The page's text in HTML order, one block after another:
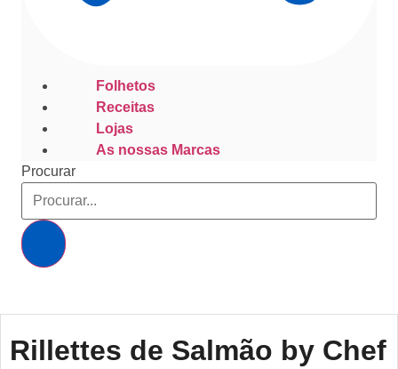
Folhetos
Receitas
Lojas
As nossas Marcas
Procurar
Rillettes de Salmão by Chef